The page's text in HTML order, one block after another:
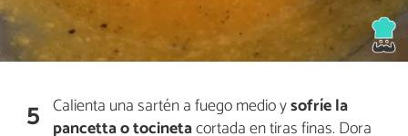
5 Calienta una sartén a fuego medio ysofríe la
pancetta o tocinetacortada en tiras finas. Dora